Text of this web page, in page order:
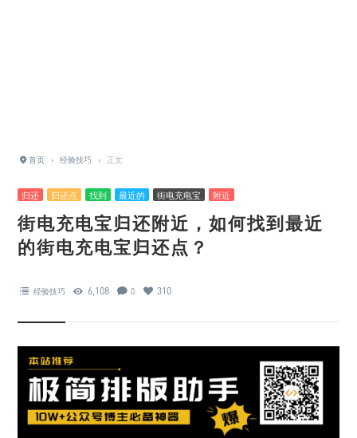
首页 › 经验技巧 › 正文
归还 归还点 找到 最近的 街电充电宝 附近
街电充电宝归还附近，如何找到最近
的街电充电宝归还点？
经验技巧 6,108 0 310